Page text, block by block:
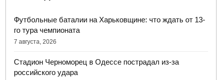
Футбольные баталии на Харьковщине: что ждать от 13-
го тура чемпионата
7 августа, 2026
Стадион Черноморец в Одессе пострадал из-за
российского удара